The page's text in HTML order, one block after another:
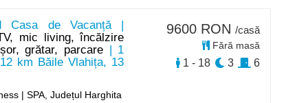
Casa de Vacanță |
mic living, încălzire
grătar, parcare | 1
km Băile Vlahița, 13
| SPA, Județul Harghita
9600 RON /casă
Fără masă
1 - 18 3 6